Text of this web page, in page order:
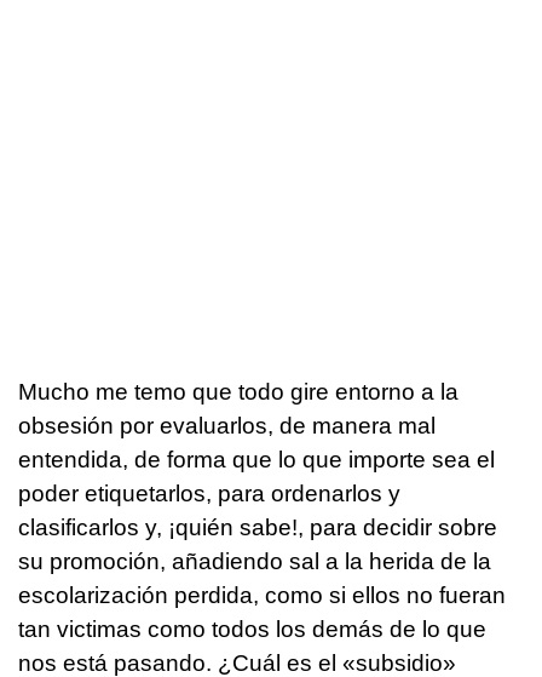
Mucho me temo que todo gire entorno a la
obsesión por evaluarlos, de manera mal
entendida, de forma que lo que importe sea el
poder etiquetarlos, para ordenarlos y
clasificarlos y, ¡quién sabe!, para decidir sobre
su promoción, añadiendo sal a la herida de la
escolarización perdida, como si ellos no fueran
tan victimas como todos los demás de lo que
nos está pasando. ¿Cuál es el «subsidio»